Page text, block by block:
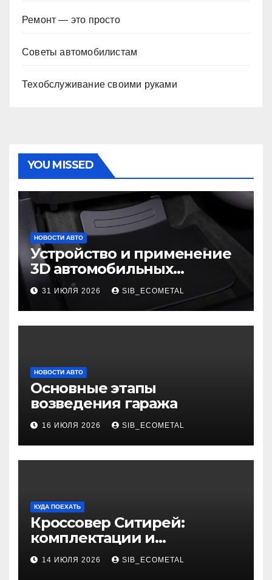
Ремонт — это просто
Советы автомобилистам
Техобслуживание своими руками
YOU MISSED
НОВОСТИ АВТО
Устройство и применение
3D автомобильных
ковриков
31 ИЮЛЯ 2026 SIB_ECOMETAL
НОВОСТИ АВТО
Основные этапы
возведения гаража
16 ИЮЛЯ 2026 SIB_ECOMETAL
КУДА ПОЕХАТЬ
Кроссовер Ситирей:
комплектации и
характеристики
14 ИЮЛЯ 2026 SIB_ECOMETAL